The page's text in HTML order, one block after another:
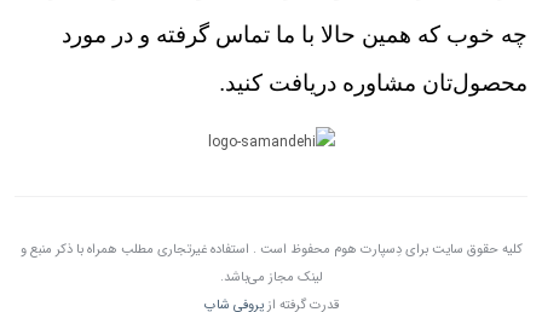
چه خوب که همین حالا با ما تماس گرفته و در مورد
محصول‌تان مشاوره دریافت کنید.
کلیه حقوق سایت برای دِسپارت هوم محفوظ است . استفاده غیرتجاری مطلب همراه با ذکر منبع و
لینک مجاز می‌باشد.
قدرت گرفته ازپروفی شاپ